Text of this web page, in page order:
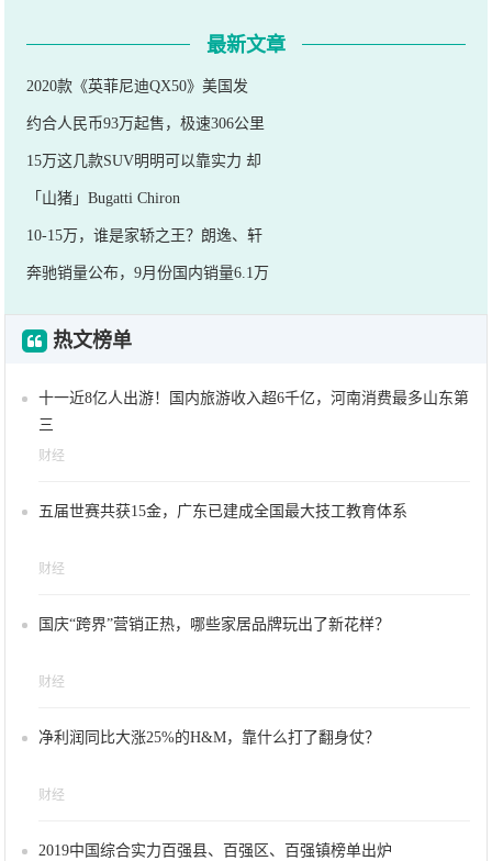
最新文章
2020款《英菲尼迪QX50》美国发
约合人民币93万起售，极速306公里
15万这几款SUV明明可以靠实力 却
「山猪」Bugatti Chiron
10-15万，谁是家轿之王？朗逸、轩
奔驰销量公布，9月份国内销量6.1万
热文榜单
十一近8亿人出游！国内旅游收入超6千亿，河南消费最多山东第
三
财经
五届世赛共获15金，广东已建成全国最大技工教育体系
财经
国庆“跨界”营销正热，哪些家居品牌玩出了新花样？
财经
净利润同比大涨25%的H&M，靠什么打了翻身仗？
财经
2019中国综合实力百强县、百强区、百强镇榜单出炉